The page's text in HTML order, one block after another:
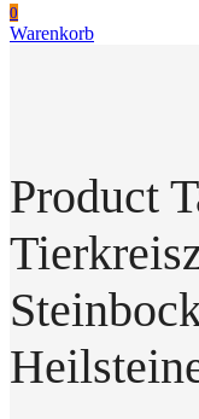
0
Warenkorb
Product